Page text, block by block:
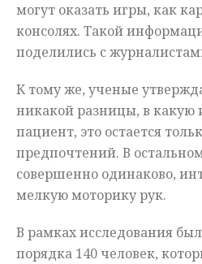
могут оказать игры, как
консолях. Такой
поделились с
К тому же, ученые
никакой разницы, в какую
пациент, это остается
предпочтений. В
совершенно одинаково,
мелкую моторику рук.
В рамках исследования
порядка 140 человек,